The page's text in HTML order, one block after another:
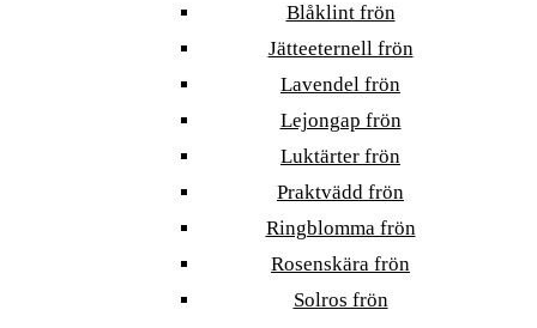
Blåklint frön
Jätteeternell frön
Lavendel frön
Lejongap frön
Luktärter frön
Praktvädd frön
Ringblomma frön
Rosenskära frön
Solros frön